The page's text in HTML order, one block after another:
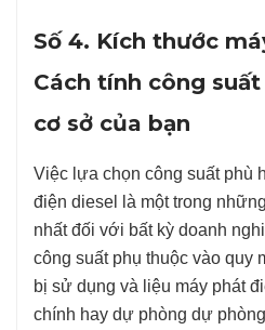
Số 4. Kích thước
Cách tính công
cơ sở của bạn
Việc lựa chọn công suất phù
điện diesel là một trong
nhất đối với bất kỳ doanh
công suất phụ thuộc vào quy
bị sử dụng và liệu máy phát
chính hay dự phòng dự